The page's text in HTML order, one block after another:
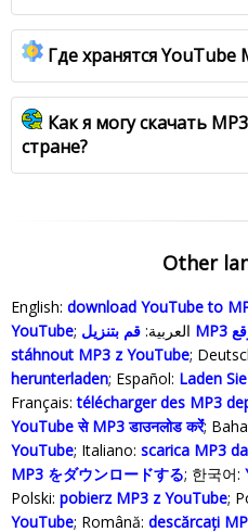
Где хранятся YouTube
Как я могу скачать
стране?
Other
English: download YouTube to
YouTube
; العربية:
stáhnout MP3 z YouTube;
herunterladen; Español: Laden
Français:télécharger des MP3
YouTube से MP3 डाउनलोड करेंं;
YouTube; Italiano: scarica MP3
MP3 をダウンロードする; 한국어:
Polski‎: pobierz MP3 z YouTube;
YouTube; Română: descărcați